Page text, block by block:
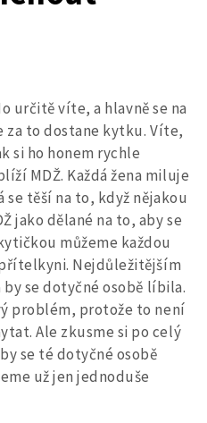
určitě víte, a hlavně se na
za to dostane kytku. Víte,
si ho honem rychle
MDŽ. Každá žena miluje
se těší na to, když nějakou
jako dělané na to, aby se
můžeme každou
Nejdůležitějším
se dotyčné osobě líbila.
problém, protože to není
Ale zkusme si po celý
se té dotyčné osobě
už jen jednoduše